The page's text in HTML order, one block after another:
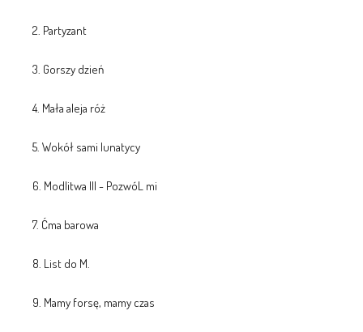
2. Partyzant
3. Gorszy dzień
4. Mała aleja róż
5. Wokół sami lunatycy
6. Modlitwa III - PozwóL mi
7. Ćma barowa
8. List do M.
9. Mamy forsę, mamy czas